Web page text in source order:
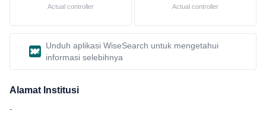
Actual controller Actual controller
Unduh aplikasi WiseSearch untuk mengetahui
informasi selebihnya
Alamat Institusi
-